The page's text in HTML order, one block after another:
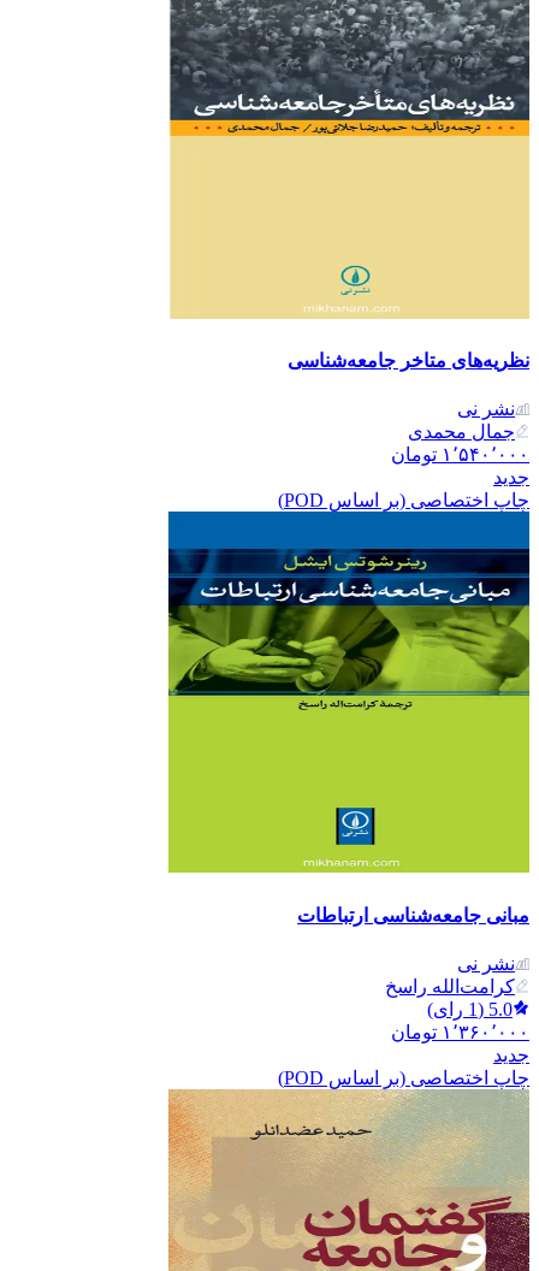
نظریه‌های متاخر جامعه‌شناسی
نشر نی
جمال محمدی
۱٬۵۴۰٬۰۰۰ تومان
جدید
چاپ اختصاصی (بر اساس POD)
مبانی جامعه‌شناسی ارتباطات
نشر نی
کرامت‌الله راسخ
5.0
(
1 رای)
۱٬۳۶۰٬۰۰۰ تومان
جدید
چاپ اختصاصی (بر اساس POD)